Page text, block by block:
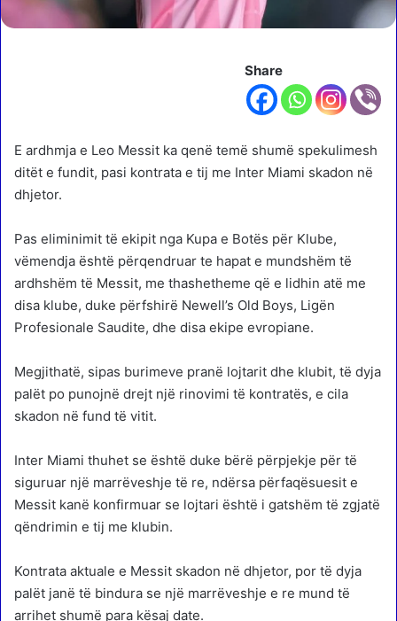
Share
E ardhmja e Leo Messit ka qenë temë shumë spekulimesh
ditët e fundit, pasi kontrata e tij me Inter Miami skadon në
dhjetor.
Pas eliminimit të ekipit nga Kupa e Botës për Klube,
vëmendja është përqendruar te hapat e mundshëm të
ardhshëm të Messit, me thashetheme që e lidhin atë me
disa klube, duke përfshirë Newell’s Old Boys, Ligën
Profesionale Saudite, dhe disa ekipe evropiane.
Megjithatë, sipas burimeve pranë lojtarit dhe klubit, të dyja
palët po punojnë drejt një rinovimi të kontratës, e cila
skadon në fund të vitit.
Inter Miami thuhet se është duke bërë përpjekje për të
siguruar një marrëveshje të re, ndërsa përfaqësuesit e
Messit kanë konfirmuar se lojtari është i gatshëm të zgjatë
qëndrimin e tij me klubin.
Kontrata aktuale e Messit skadon në dhjetor, por të dyja
palët janë të bindura se një marrëveshje e re mund të
arrihet shumë para kësaj date.